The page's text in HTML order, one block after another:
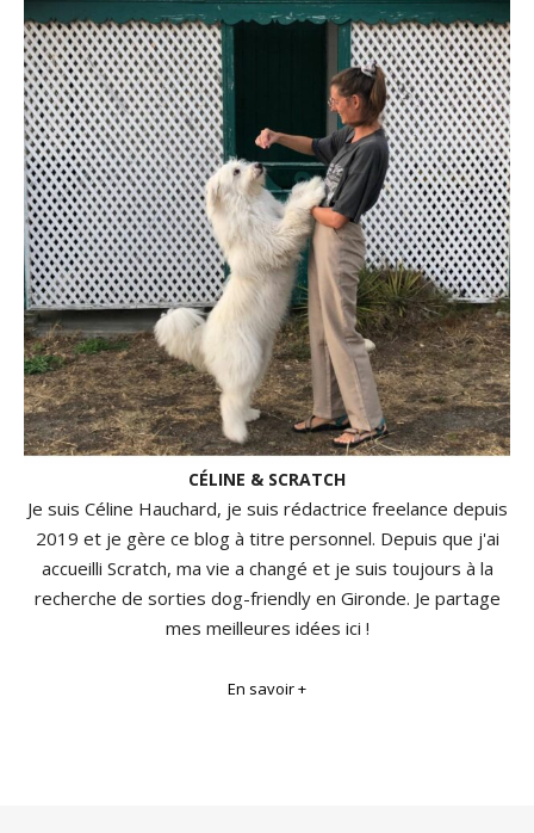
CÉLINE & SCRATCH
Je suis Céline Hauchard, je suis rédactrice freelance depuis
2019 et je gère ce blog à titre personnel. Depuis que j'ai
accueilli Scratch, ma vie a changé et je suis toujours à la
recherche de sorties dog-friendly en Gironde. Je partage
mes meilleures idées ici !
En savoir +